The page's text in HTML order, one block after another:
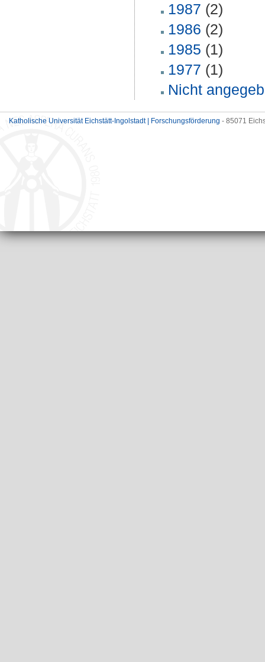
1987 (2)
1986 (2)
1985 (1)
1977 (1)
Nicht
Katholische Universität Eichstätt-Ingolstadt | Forschungsförderung - 85071